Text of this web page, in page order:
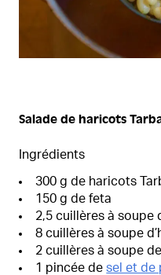
Salade de haricots
Ingrédients
300 g de haricots
150 g de feta
2,5 cuillères à soupe
8 cuillères à soupe
2 cuillères à soupe de
1 pincée desel et de